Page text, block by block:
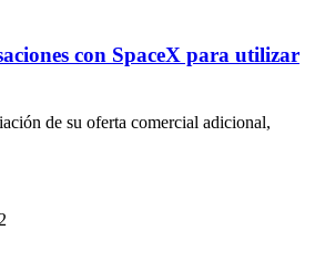
con SpaceX para utilizar
de su oferta comercial adicional,